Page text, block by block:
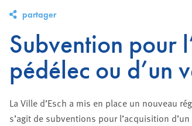
partager
Subvention pour
pédélec ou d’un
La Ville d’Esch a mis en place un nouveau
s’agit de subventions pour l’acquisition